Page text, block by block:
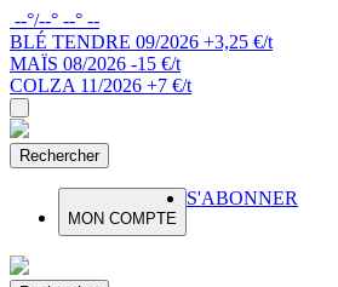
--°/--° --° --
BLÉ TENDRE 09/2026 +3,25 €/t
MAÏS 08/2026 -15 €/t
COLZA 11/2026 +7 €/t
Rechercher
MON COMPTE
S'ABONNER